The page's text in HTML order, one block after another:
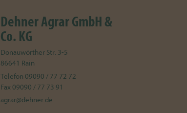
Dehner Agrar GmbH &
Co. KG
Donauwörther Str. 3-5
86641 Rain
Telefon 09090 / 77 72 72
Fax 09090 / 77 73 91
agrar@dehner.de